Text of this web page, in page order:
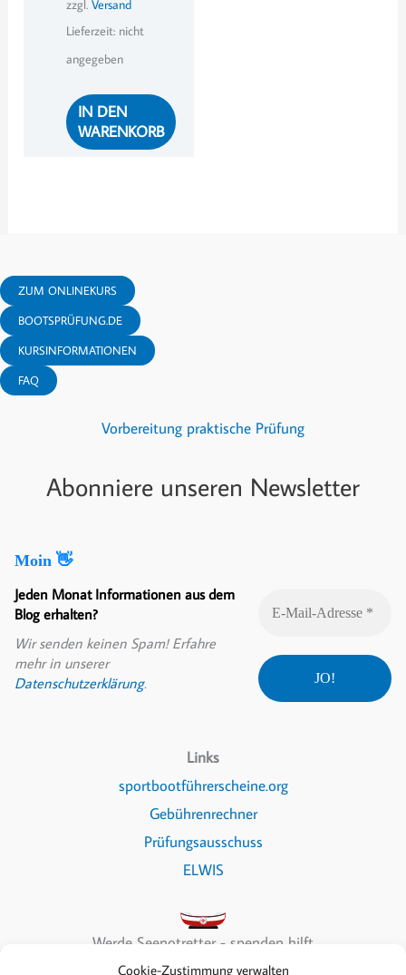
Cookie-Zustimmung verwalten
zzgl.Versand
Lieferzeit: nicht
angegeben
IN DEN
WARENKORB
ZUM ONLINEKURS
BOOTSPRÜFUNG.DE
KURSINFORMATIONEN
FAQ
Vorbereitung praktische Prüfung
Abonniere unseren Newsletter
Moin 👋
Jeden Monat Informationen aus dem
Blog erhalten?
Wir senden keinen Spam! Erfahre
mehr in unserer
Datenschutzerklärung.
Links
sportbootführerscheine.org
Gebührenrechner
Prüfungsausschuss
ELWIS
Werde Seenotretter - spenden hilft